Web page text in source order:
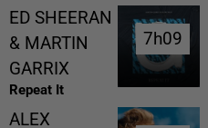
ED SHEERAN
& MARTIN
GARRIX
Repeat It
7h09
7h09
ALEX